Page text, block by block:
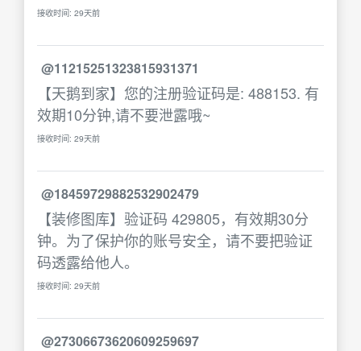
接收时间: 29天前
@11215251323815931371
【天鹅到家】您的注册验证码是: 488153. 有
效期10分钟,请不要泄露哦~
接收时间: 29天前
@18459729882532902479
【装修图库】验证码 429805，有效期30分
钟。为了保护你的账号安全，请不要把验证
码透露给他人。
接收时间: 29天前
@27306673620609259697